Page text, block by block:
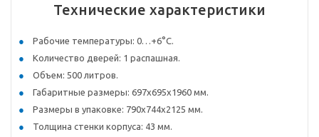
Технические характеристики
Рабочие температуры: 0…+6°C.
Количество дверей: 1 распашная.
Объем: 500 литров.
Габаритные размеры: 697х695х1960 мм.
Размеры в упаковке: 790х744х2125 мм.
Толщина стенки корпуса: 43 мм.